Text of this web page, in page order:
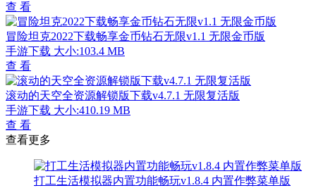
查 看
冒险坦克2022下载畅享金币钻石无限v1.1 无限金币版
手游下载 大小:103.4 MB
查 看
滚动的天空全资源解锁版下载v4.7.1 无限复活版
手游下载 大小:410.19 MB
查 看
查看更多
打工生活模拟器内置功能畅玩v1.8.4 内置作弊菜单版